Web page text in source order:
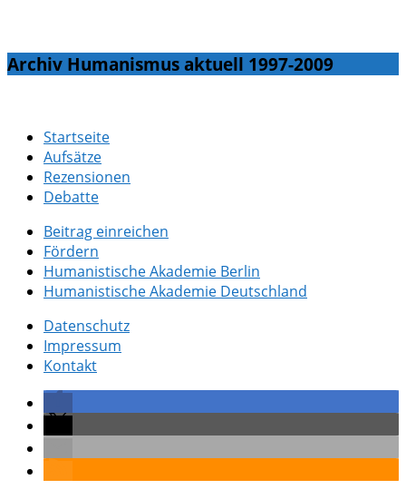
Archiv Humanismus aktuell 1997-2009
Startseite
Aufsätze
Rezensionen
Debatte
Beitrag einreichen
Fördern
Humanistische Akademie Berlin
Humanistische Akademie Deutschland
Datenschutz
Impressum
Kontakt